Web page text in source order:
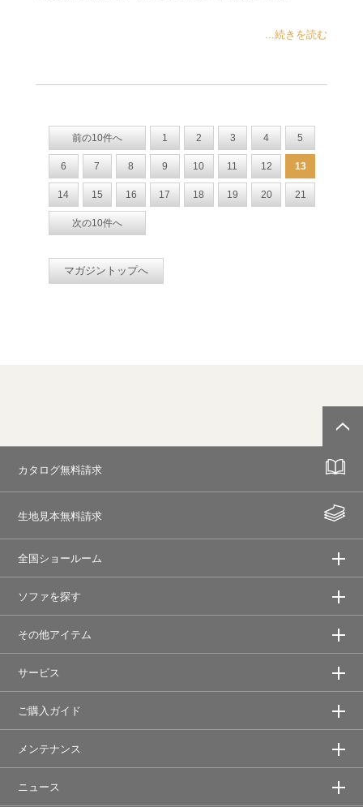
...続きを読む
前の10件へ 1 2 3 4 5
6 7 8 9 10 11 12 13
14 15 16 17 18 19 20 21
次の10件へ
マガジントップへ
カタログ無料請求
生地見本無料請求
全国ショールーム
ソファを探す
その他アイテム
サービス
ご購入ガイド
メンテナンス
ニュース